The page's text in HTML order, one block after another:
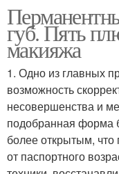
губ. Пять
макияжа
1. Одно из главных
возможность
несовершенства и
подобранная форма
более открытым, что
от паспортного